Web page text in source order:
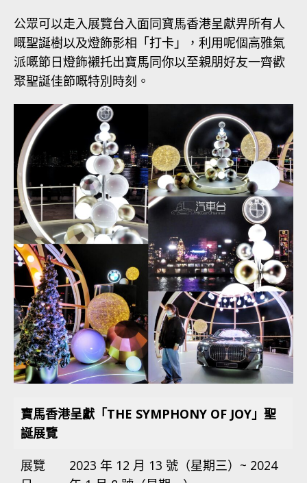
公眾可以走入展覽台入面同寶馬香港呈獻畀所有人
嘅聖誕樹以及燈飾影相「打卡」，利用呢個高雅氣
派嘅節日燈飾襯托出寶馬同你以至親朋好友一齊歡
聚聖誕佳節嘅特別時刻。
寶馬香港呈獻「THE SYMPHONY OF JOY」聖
誕展覽
展覽
2023 年 12 月 13 號（星期三）~ 2024